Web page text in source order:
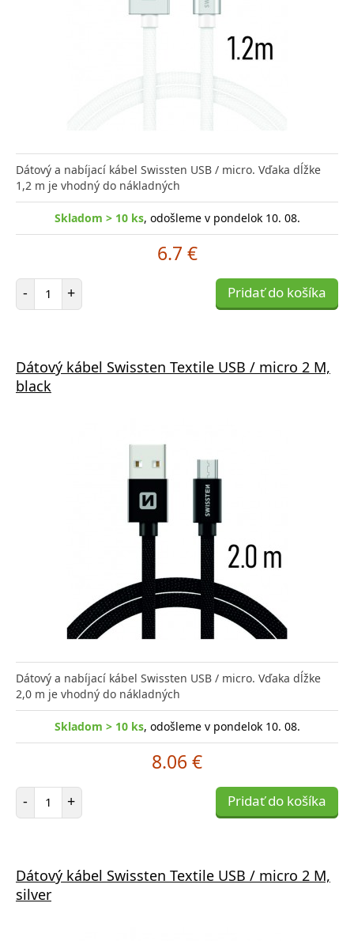
Dátový a nabíjací kábel Swissten USB / micro. Vďaka dĺžke
1,2 m je vhodný do nákladných
Skladom > 10 ks, odošleme v pondelok 10. 08.
6.7 €
- Počet položiek
+ Pridať do košíka
Dátový kábel Swissten Textile USB / micro 2 M,
black
Dátový a nabíjací kábel Swissten USB / micro. Vďaka dĺžke
2,0 m je vhodný do nákladných
Skladom > 10 ks, odošleme v pondelok 10. 08.
8.06 €
- Počet položiek
+ Pridať do košíka
Dátový kábel Swissten Textile USB / micro 2 M,
silver